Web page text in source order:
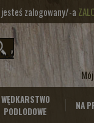
zalogowany/-a
WĘDKARSTWO
PODLODOWE
NA